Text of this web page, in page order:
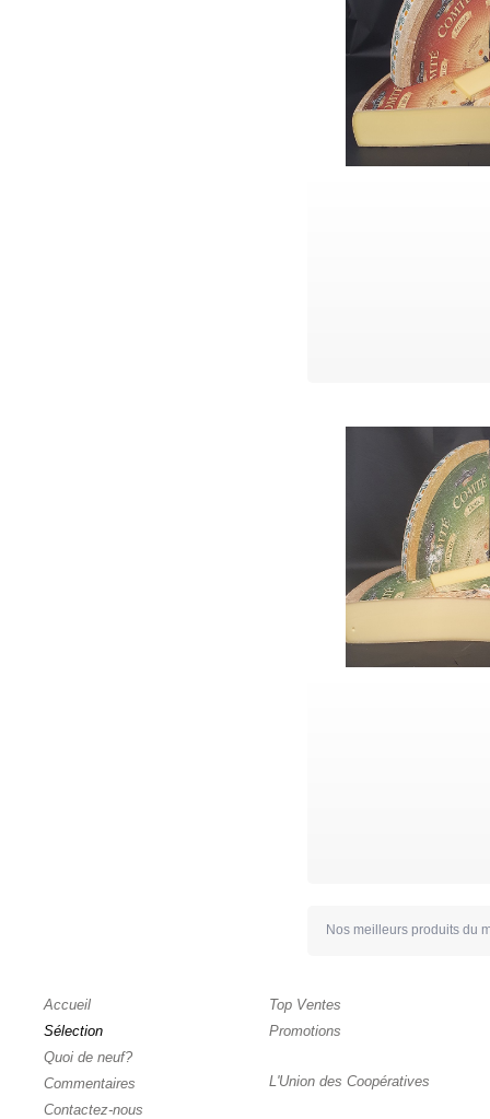
Nos meilleurs produits du
Accueil
Sélection
Quoi de neuf?
Commentaires
Contactez-nous
Top Ventes
Promotions
L'Union des Coopératives